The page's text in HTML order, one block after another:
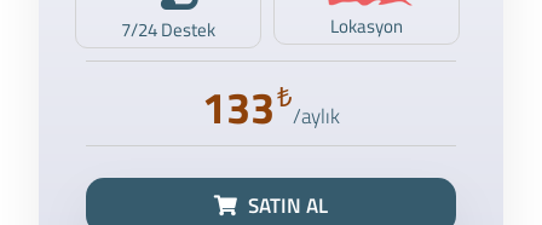
7/24 Destek Lokasyon
₺
133 /aylık
SATIN AL